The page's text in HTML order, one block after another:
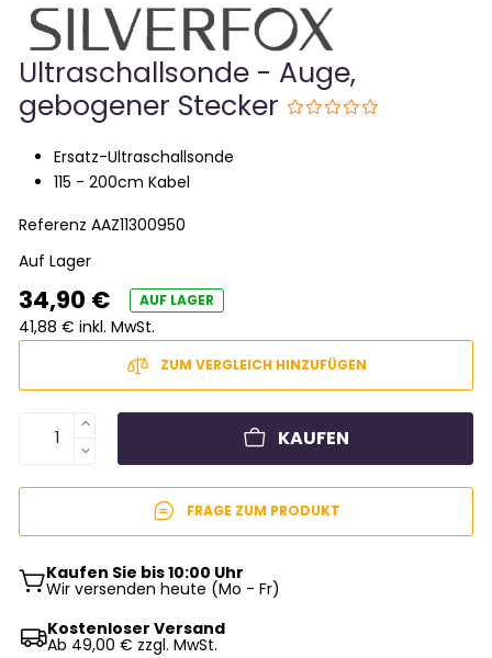
Ultraschallsonde - Auge,
gebogener Stecker
Ersatz-Ultraschallsonde
115 - 200cm Kabel
ReferenzAAZ11300950
Auf Lager
34,90 € AUF LAGER
41,88 € inkl. MwSt.
ZUM VERGLEICH HINZUFÜGEN
KAUFEN
FRAGE ZUM PRODUKT
Kaufen Sie bis 10:00 Uhr
Wir versenden heute (Mo - Fr)
Kostenloser Versand
Ab 49,00 € zzgl. MwSt.